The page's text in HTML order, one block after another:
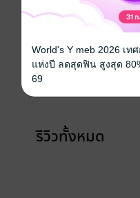
เขียนรีวิวและให้
หนังสือเล่มนี้เปิด
รีวิวทั้งหมด
World's Y meb 2026 เ
แห่งปี ลดสุดฟิน สูงสุด
69